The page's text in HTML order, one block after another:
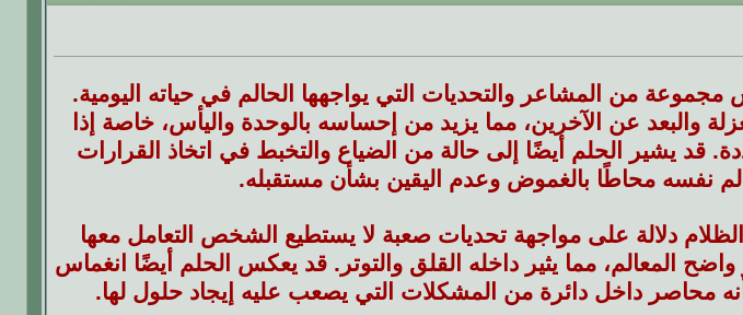
من المشاعر والتحديات التي يواجهها الحالم في حياته اليومية.
والبعد عن الآخرين، مما يزيد من إحساسه بالوحدة واليأس، خاصة إذا
يشير الحلم أيضًا إلى حالة من الضياع والتخبط في اتخاذ القرارات
نفسه محاطًا بالغموض وعدم اليقين بشأن مستقبله.
دلالة على مواجهة تحديات صعبة لا يستطيع الشخص التعامل معها
المعالم، مما يثير داخله القلق والتوتر. قد يعكس الحلم أيضًا انغماس
محاصر داخل دائرة من المشكلات التي يصعب عليه إيجاد حلول لها.